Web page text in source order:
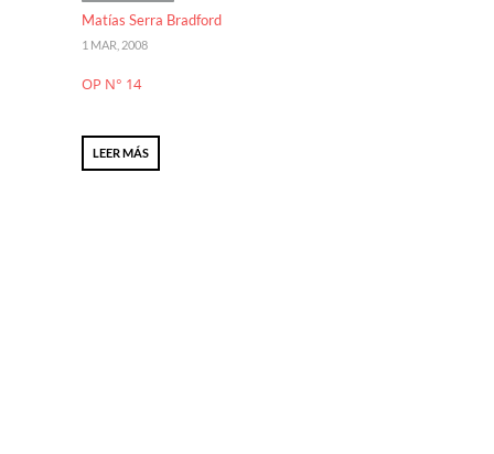
Matías Serra Bradford
1 MAR, 2008
OP N° 14
LEER MÁS